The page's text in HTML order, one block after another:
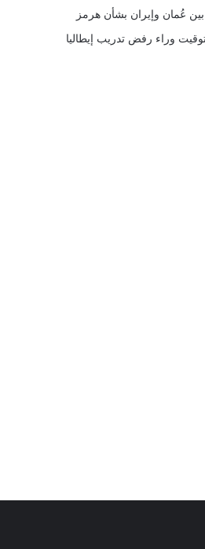
عُمان وإيران بشأن هرمز
وراء رفض تدريب إيطاليا